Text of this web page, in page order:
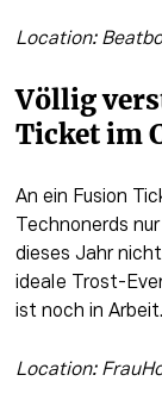
Location:
Völlig
Ticket im
An ein Fusion
Technonerds
dieses Jahr
ideale Trost-
ist noch in Arbeit.
Location: